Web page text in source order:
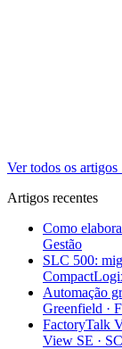
Ver todos os artigos
Artigos recentes
Como
Gestão
SLC 500:
Automação
Greenfield ·
FactoryTalk
View SE ·